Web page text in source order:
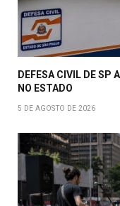
DEFESA CIVIL DE SP
NO ESTADO
5 DE AGOSTO DE 2026